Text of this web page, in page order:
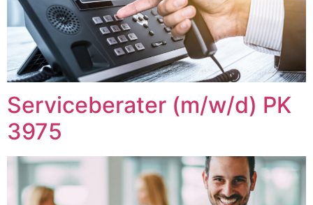
Serviceberater (m/w/d) PK
3975